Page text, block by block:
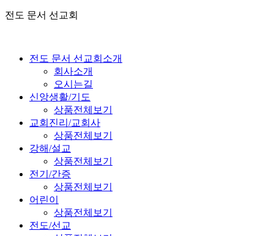
전도 문서 선교회
전도 문서 선교회소개
회사소개
오시는길
신앙생활/기도
상품전체보기
교회진리/교회사
상품전체보기
강해/설교
상품전체보기
전기/간증
상품전체보기
어린이
상품전체보기
전도/선교